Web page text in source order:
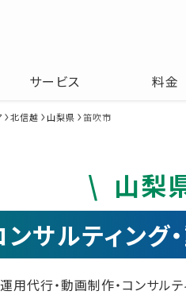
サービス 料金
北信越 山梨県 笛吹市
山梨
サルティング
代行・動画制作・コンサル